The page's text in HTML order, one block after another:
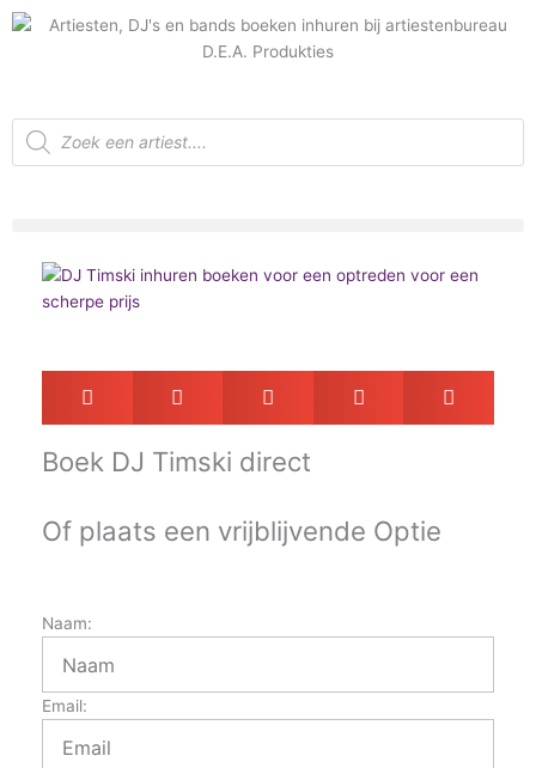
Ga
Producten
zoeken
Boek DJ Timski direct
Of plaats een vrijblijvende Optie
Naam:
Email: